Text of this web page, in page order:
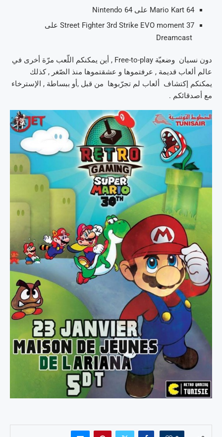
Mario Kart 64 على Nintendo 64
Street Fighter 3rd Strike EVO moment 37 على
دون نسيان وضعيّة Free-to-play , أين يمكنكم اللّعب مرّة أخرى في
عالم ألعاب قديمة , عرفتموها و عشقتموها منذ الصّغر , كذلك
يمكنكم إكتشاف ألعاب لم تجرّبوها من قبل ,أو ببساطة , الإسترخاء
مع أصدقائكم .